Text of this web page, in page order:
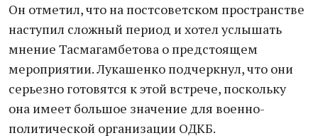
Он отметил, что на постсоветском пространстве
наступил сложный период и хотел услышать
мнение Тасмагамбетова о предстоящем
мероприятии. Лукашенко подчеркнул, что они
серьезно готовятся к этой встрече, поскольку
она имеет большое значение для военно-
политической организации ОДКБ.